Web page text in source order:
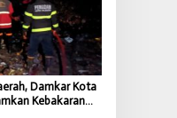
Damkar Kota
Kebakaran